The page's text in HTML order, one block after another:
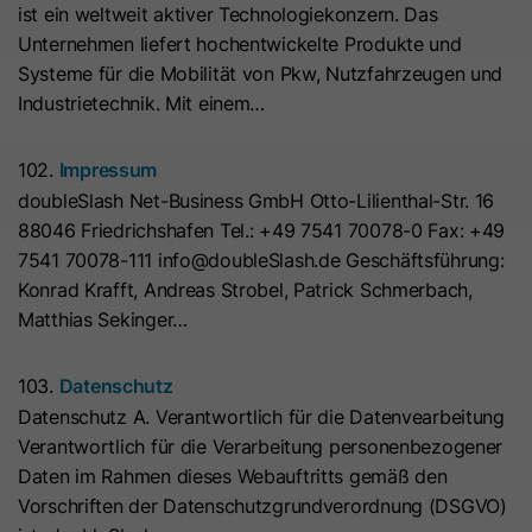
ist ein weltweit aktiver Technologiekonzern. Das
Unternehmen liefert hochentwickelte Produkte und
Systeme für die Mobilität von Pkw, Nutzfahrzeugen und
Industrietechnik. Mit einem…
102. Impressum
doubleSlash Net-Business GmbH Otto-Lilienthal-Str. 16
88046 Friedrichshafen Tel.: +49 7541 70078-0 Fax: +49
7541 70078-111 info@doubleSlash.de Geschäftsführung:
Konrad Krafft, Andreas Strobel, Patrick Schmerbach,
Matthias Sekinger…
103. Datenschutz
Datenschutz A. Verantwortlich für die Datenvearbeitung
Verantwortlich für die Verarbeitung personenbezogener
Daten im Rahmen dieses Webauftritts gemäß den
Vorschriften der Datenschutzgrundverordnung (DSGVO)
Dieses Cookie wird benötigt, um zu
Seite akzeptiert wurden.
Name
Anbieter HubSpot
Laufzeit 7 Tage
Zweck
Dieses Cookie wird verwendet, um
immer angezeigt wird, wenn die
Besucher im strikten Modus surfen.
Name __hs_opt_out
Hierbei können pseudonymisierte Nutzungsprofile erstellt
werden.
Die Datenverarbeitung erfolgt nur nach Einwilligung gemäß
Art. 6 Abs. 1 lit. a DSGVO. Es kann zu einer Übermittlung
nach dem EU-U.S. Data Privacy Framework zertifiziert.
Abhängig von: Google Tag Manager
Name __cduid
Anbieter Cloudflare
Dieses Cookie wird durch Cloudflare,
den CDN-Anbieter von HubSpot,
festgelegt. Es hilft Cloudflare,
böswillige Besucher Ihrer Website zu
identifizieren und das Blockieren von
Cookie-Informationen
Marketing
Marketing-Cookies werden verwendet, um
auszuspielen. Dabei kann es zu einer Wiedererkennung über
verschiedene Websites und Geräte hinweg kommen.
Hinweis:Es kann zu einer Datenübermittlung in Drittstaaten
(z. B. USA) kommen. Weitere Informationen finden Sie in
unserer Datenschutzerklärung.